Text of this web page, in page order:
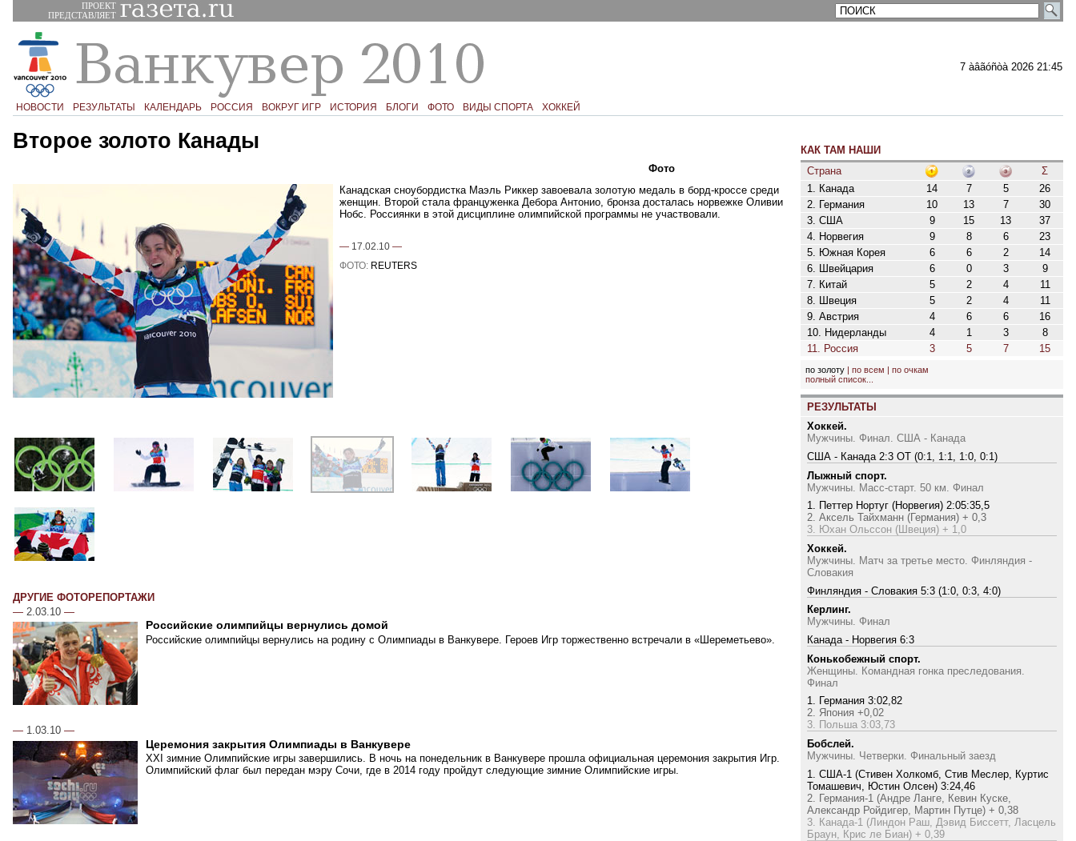
ПРОЕКТ
ПРЕДСТАВЛЯЕТ
7 àâãóñòà 2026 21:45
НОВОСТИ РЕЗУЛЬТАТЫ КАЛЕНДАРЬ РОССИЯ ВОКРУГ ИГР ИСТОРИЯ БЛОГИ ФОТО ВИДЫ СПОРТА ХОККЕЙ
Второе золото Канады
Фото
Канадская сноубордистка Маэль Риккер завоевала золотую медаль в борд-кроссе среди
женщин. Второй стала француженка Дебора Антонио, бронза досталась норвежке Оливии
Нобс. Россиянки в этой дисциплине олимпийской программы не участвовали.
— 17.02.10 —
ФОТО: REUTERS
ДРУГИЕ ФОТОРЕПОРТАЖИ
— 2.03.10 —
Российские олимпийцы вернулись домой
Российские олимпийцы вернулись на родину с Олимпиады в Ванкувере. Героев Игр торжественно встречали в «Шереметьево».
— 1.03.10 —
Церемония закрытия Олимпиады в Ванкувере
XXI зимние Олимпийские игры завершились. В ночь на понедельник в Ванкувере прошла официальная церемония закрытия Игр.
Олимпийский флаг был передан мэру Сочи, где в 2014 году пройдут следующие зимние Олимпийские игры.
КАК ТАМ НАШИ
Страна
Σ
1. Канада
14 7 5
26
2. Германия
10 13 7
30
3. США
9 15 13
37
4. Норвегия
9 8 6
23
5. Южная Корея
6 6 2
14
6. Швейцария
6 0 3
9
7. Китай
5 2 4
11
8. Швеция
5 2 4
11
9. Австрия
4 6 6
16
10. Нидерланды
4 1 3
8
11. Россия
3 5 7 15
по золоту |по всем |по очкам
полный список...
РЕЗУЛЬТАТЫ
Хоккей.
Мужчины. Финал. США - Канада
США - Канада 2:3 ОТ (0:1, 1:1, 1:0, 0:1)
Лыжный спорт.
Мужчины. Масс-старт. 50 км. Финал
1. Петтер Нортуг (Норвегия) 2:05:35,5
2. Аксель Тайхманн (Германия) + 0,3
3. Юхан Ольссон (Швеция) + 1,0
Хоккей.
Мужчины. Матч за третье место. Финляндия -
Словакия
Финляндия - Словакия 5:3 (1:0, 0:3, 4:0)
Керлинг.
Мужчины. Финал
Канада - Норвегия 6:3
Конькобежный спорт.
Женщины. Командная гонка преследования.
Финал
1. Германия 3:02,82
2. Япония +0,02
3. Польша 3:03,73
Бобслей.
Мужчины. Четверки. Финальный заезд
1. США-1 (Стивен Холкомб, Стив Меслер, Куртис
Томашевич, Юстин Олсен) 3:24,46
2. Германия-1 (Андре Ланге, Кевин Куске,
Александр Ройдигер, Мартин Путце) + 0,38
3. Канада-1 (Линдон Раш, Дэвид Биссетт, Ласцель
Браун, Крис ле Биан) + 0,39